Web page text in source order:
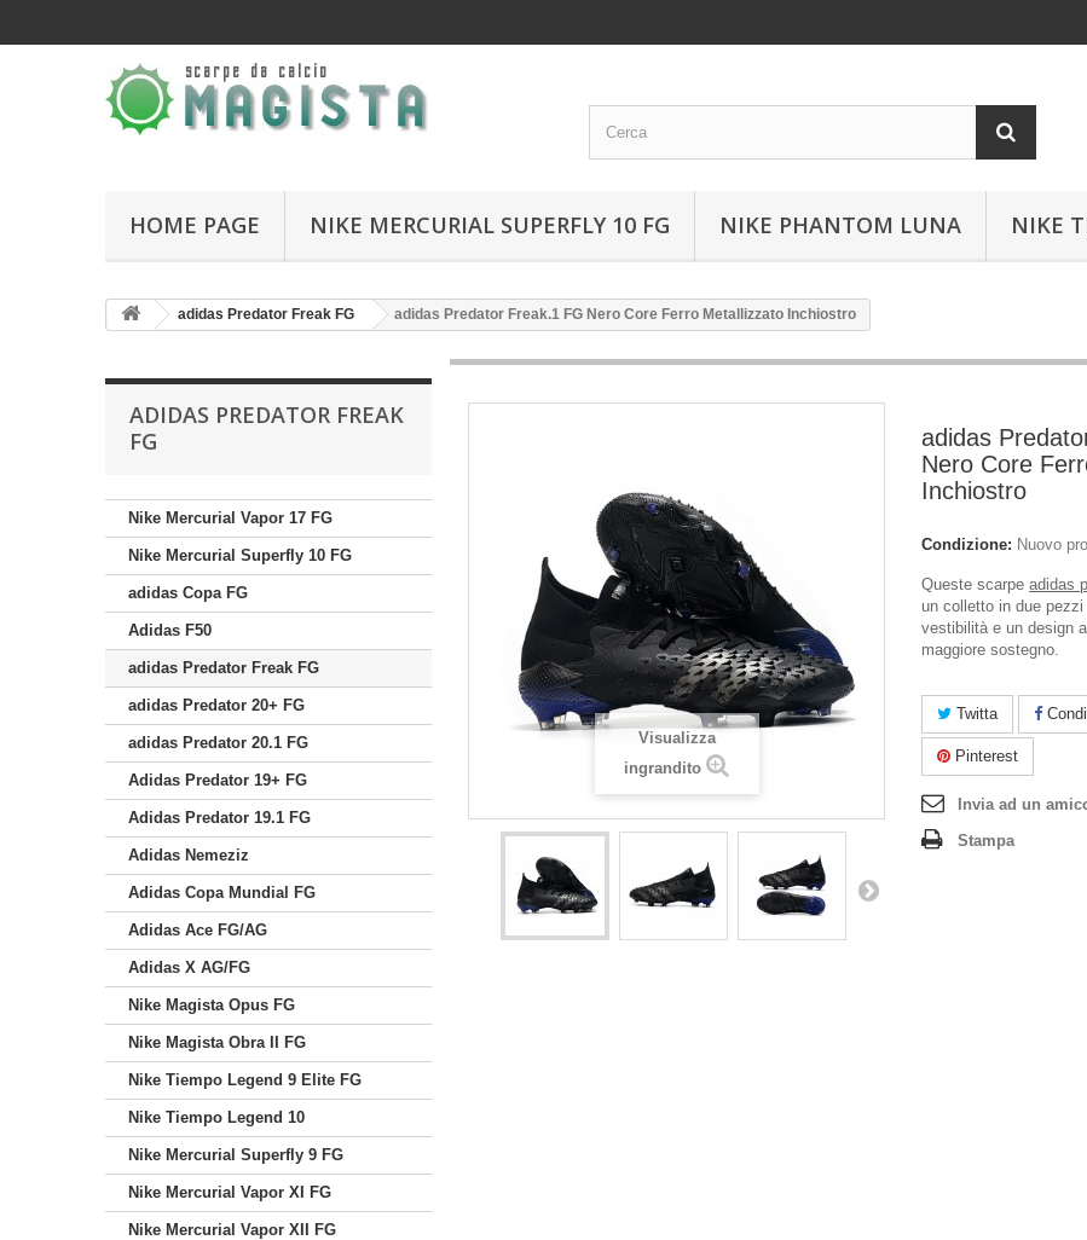
HOME PAGE NIKE MERCURIAL SUPERFLY 10 FG NIKE PHANTOM LUNA NIKE
adidas Predator Freak FG adidas Predator Freak.1 FG Nero Core Ferro Metallizzato Inchiostro
ADIDAS PREDATOR FREAK
FG
Nike Mercurial Vapor 17 FG
Nike Mercurial Superfly 10 FG
adidas Copa FG
Adidas F50
adidas Predator Freak FG
adidas Predator 20+ FG
adidas Predator 20.1 FG
Adidas Predator 19+ FG
Adidas Predator 19.1 FG
Adidas Nemeziz
Adidas Copa Mundial FG
Adidas Ace FG/AG
Adidas X AG/FG
Nike Magista Opus FG
Nike Magista Obra II FG
Nike Tiempo Legend 9 Elite FG
Nike Tiempo Legend 10
Nike Mercurial Superfly 9 FG
Nike Mercurial Vapor XI FG
Nike Mercurial Vapor XII FG
Visualizza
ingrandito
adidas
Nero Core
Inchiostro
Condizione: Nuovo
Queste scarpe adidas
un colletto in due
vestibilità e un design
maggiore sostegno.
Twitta
Pinterest
Invia ad un
Stampa